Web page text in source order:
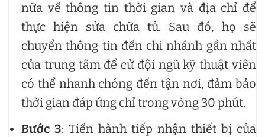
nữa về thông tin thời gian và địa chỉ để
thực hiện sửa chữa tủ. Sau đó, họ sẽ
chuyển thông tin đến chi nhánh gần nhất
của trung tâm để cử đội ngũ kỹ thuật viên
có thể nhanh chóng đến tận nơi, đảm bảo
thời gian đáp ứng chỉ trong vòng 30 phút.
Bước 3: Tiến hành tiếp nhận thiết bị của